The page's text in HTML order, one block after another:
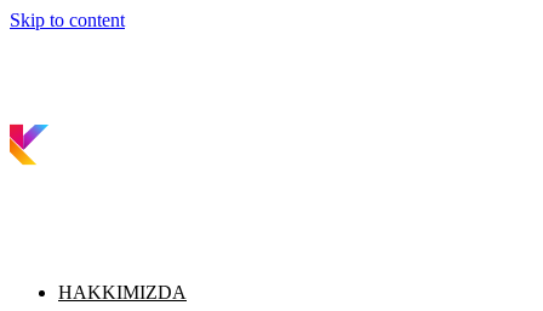
Skip to content
HAKKIMIZDA